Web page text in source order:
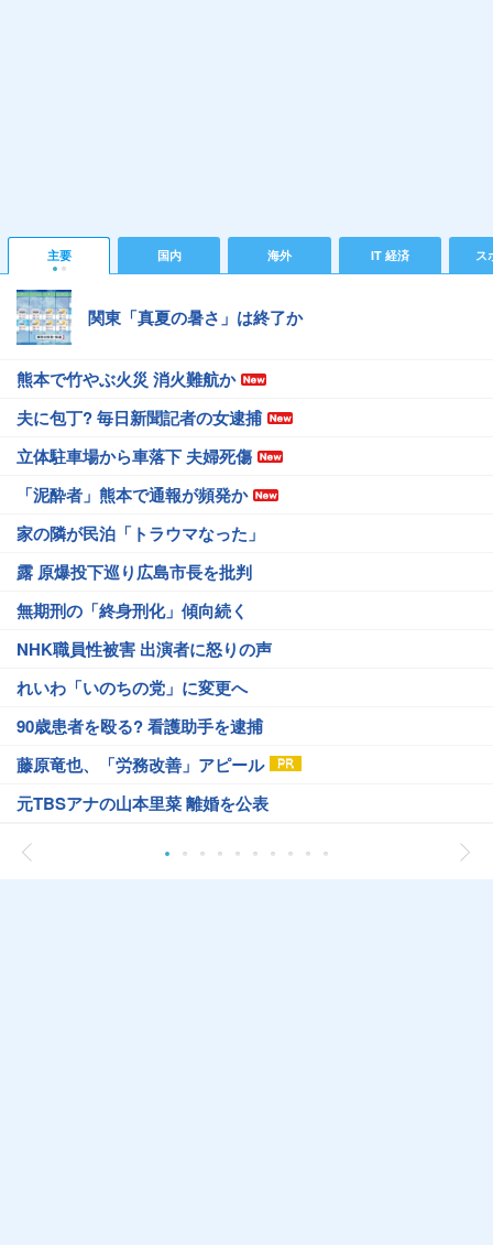
主要 国内 海外 IT 経済 ス
関東「真夏の暑さ」は終了か
熊本で竹やぶ火災 消火難航か
夫に包丁? 毎日新聞記者の女逮捕
立体駐車場から車落下 夫婦死傷
「泥酔者」熊本で通報が頻発か
家の隣が民泊「トラウマなった」
露 原爆投下巡り広島市長を批判
無期刑の「終身刑化」傾向続く
NHK職員性被害 出演者に怒りの声
れいわ「いのちの党」に変更へ
90歳患者を殴る? 看護助手を逮捕
藤原竜也、「労務改善」アピール
元TBSアナの山本里菜 離婚を公表